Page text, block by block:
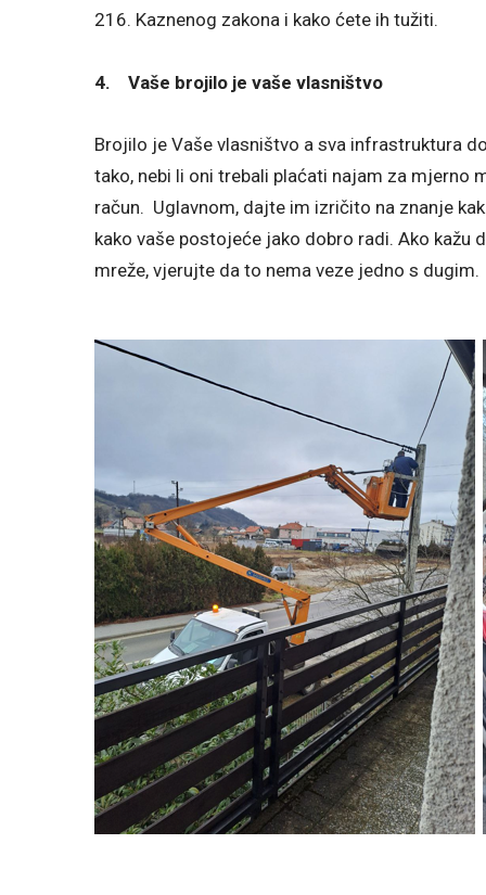
216. Kaznenog zakona i kako ćete ih tužiti.
4. Vaše brojilo je vaše vlasništvo
Brojilo je Vaše vlasništvo a sva infrastruktura
tako, nebi li oni trebali plaćati najam za mjerno
račun. Uglavnom, dajte im izričito na znanje
kako vaše postojeće jako dobro radi. Ako kažu
mreže, vjerujte da to nema veze jedno s dugim.